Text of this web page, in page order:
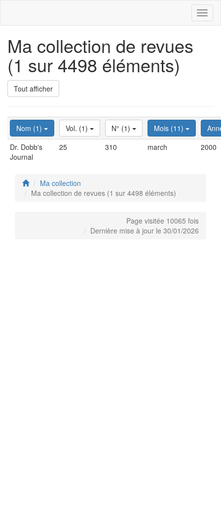
Ma collection de revues
(1 sur 4498 éléments)
Tout afficher
Nom (1) Vol. (1) N° (1) Mois (11)
Dr. Dobb's
Journal
25 310 march 2000
Ma collection
Ma collection de revues (1 sur 4498 éléments)
Page visitée 10065 fois
Dernière mise à jour le 30/01/2026